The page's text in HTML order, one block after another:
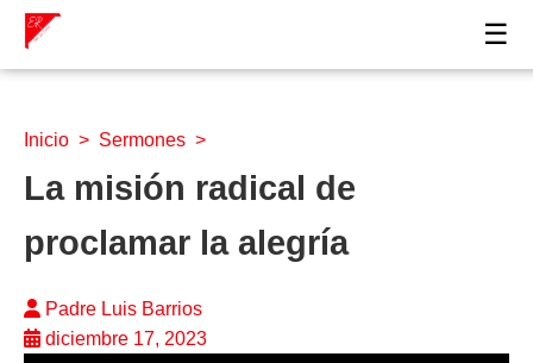
☰
Inicio > Sermones >
La misión radical de
proclamar la alegría
Padre Luis Barrios
diciembre 17, 2023